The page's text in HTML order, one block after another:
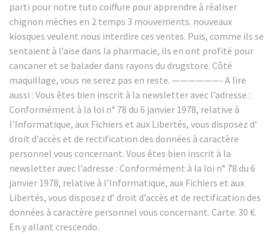
parti pour notre tuto coiffure pour apprendre à réaliser
chignon mèches en 2 temps 3 mouvements. nouveaux
kiosques veulent nous interdire ces ventes. Puis, comme ils se
sentaient à l’aise dans la pharmacie, ils en ont profité pour
cancaner et se balader dans rayons du drugstore. Côté
maquillage, vous ne serez pas en reste. ——————- A lire
aussi : Vous êtes bien inscrit à la newsletter avec l’adresse :
Conformément à la loi n° 78 du 6 janvier 1978, relative à
l’Informatique, aux Fichiers et aux Libertés, vous disposez d’
droit d’accès et de rectification des données à caractère
personnel vous concernant. Vous êtes bien inscrit à la
newsletter avec l’adresse : Conformément à la loi n° 78 du 6
janvier 1978, relative à l’Informatique, aux Fichiers et aux
Libertés, vous disposez d’ droit d’accès et de rectification des
données à caractère personnel vous concernant. Carte: 30 €.
En y allant crescendo.